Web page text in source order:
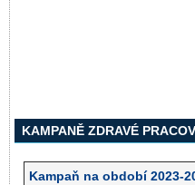
KAMPANĚ ZDRAVÉ
Kampaň na období 2023-